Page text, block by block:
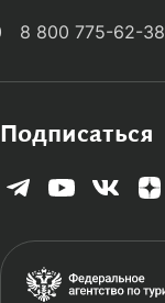
8 800 775-62-38
Подписаться